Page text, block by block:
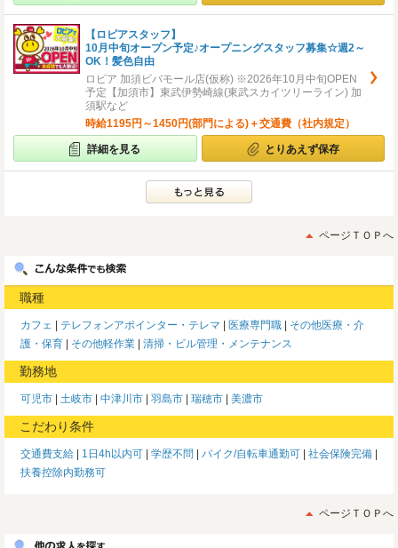
【ロピアスタッフ】
10月中旬オープン予定♪オープニングスタッフ募集☆週2～
OK！髪色自由
ロピア 加須ビバモール店(仮称) ※2026年10月中旬OPEN
予定【加須市】東武伊勢崎線(東武スカイツリーライン) 加
須駅など
時給1195円～1450円(部門による)＋交通費（社内規定）
詳細を見る とりあえず保存
ページＴＯＰへ
職種
カフェ テレフォンアポインター・テレマ 医療専門職
その他医療・介
護・保育
その他軽作業 清掃・ビル管理・メンテナンス
勤務地
可児市 土岐市 中津川市 羽島市 瑞穂市 美濃市
こだわり条件
交通費支給 1日4h以内可 学歴不問 バイク/自転車通勤可
社会保険完備
扶養控除内勤務可
ページＴＯＰへ